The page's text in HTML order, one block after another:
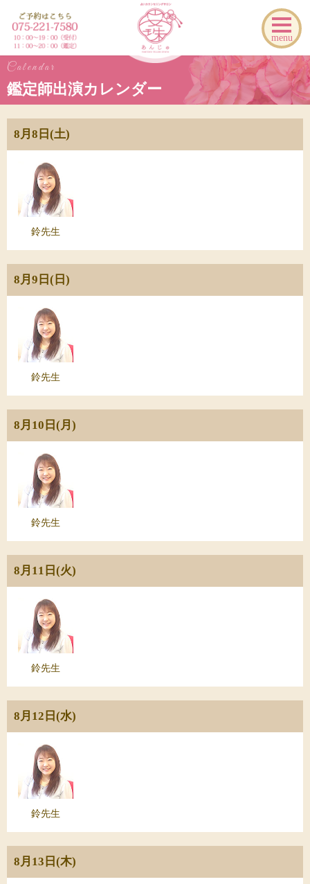
menu
Calendar
鑑定師出演カレンダー
8月8日(土)
鈴先生
8月9日(日)
鈴先生
8月10日(月)
鈴先生
8月11日(火)
鈴先生
8月12日(水)
鈴先生
8月13日(木)